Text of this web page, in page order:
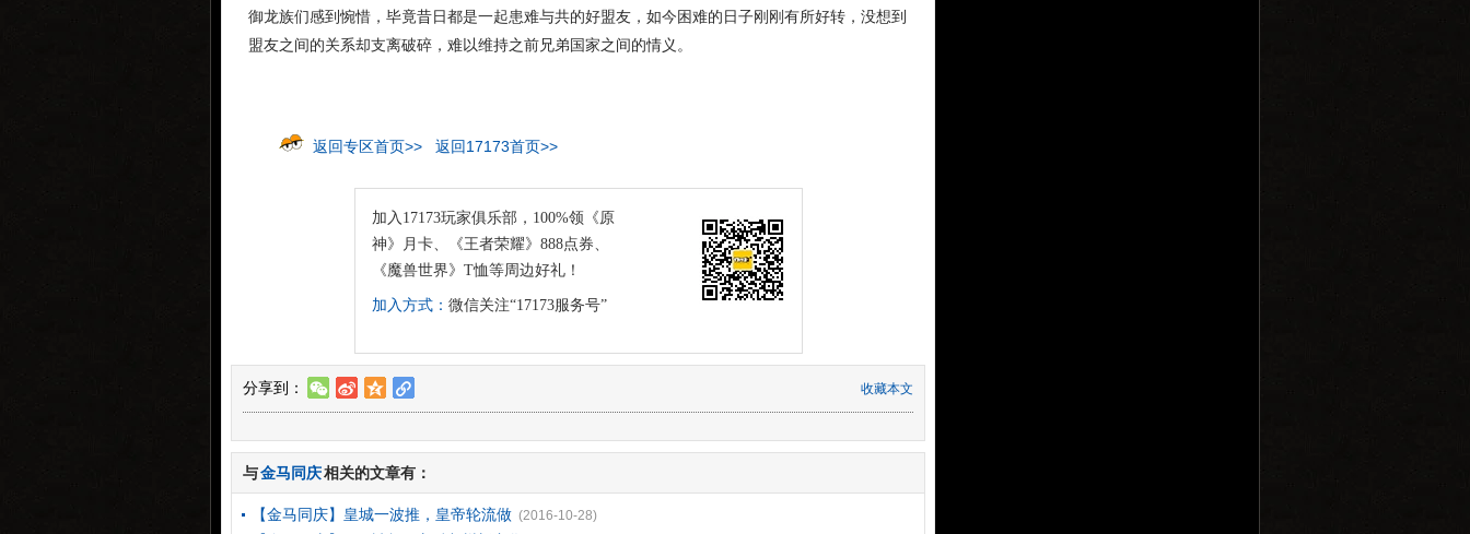
御龙族们感到惋惜，毕竟昔日都是一起患难与共的好盟友，如今困难的日子刚刚有所好转，没想到
盟友之间的关系却支离破碎，难以维持之前兄弟国家之间的情义。
返回专区首页>> 返回17173首页>>
加入17173玩家俱乐部，100%领《原
神》月卡、《王者荣耀》888点券、
《魔兽世界》T恤等周边好礼！
加入方式： 微信关注“17173服务号”
分享到： w t z l 收藏本文
与金马同庆相关的文章有：
【金马同庆】皇城一波推，皇帝轮流做 (2016-10-28)